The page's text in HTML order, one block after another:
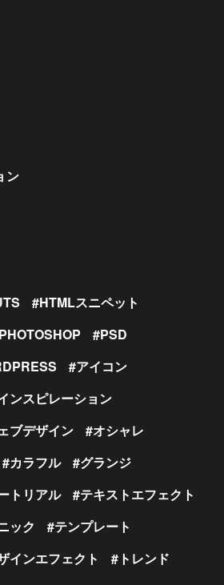
ン
HTMLスニペット
PHOTOSHOP
PSD
アイコン
ンスピレーション
ブデザイン
オシャレ
カラフル
グランジ
トリアル
テキストエフェクト
ック
テンプレート
インエフェクト
トレンド